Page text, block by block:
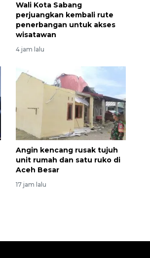
Wali Kota Sabang
perjuangkan kembali rute
penerbangan untuk akses
wisatawan
4 jam lalu
Angin kencang rusak tujuh
unit rumah dan satu ruko di
Aceh Besar
17 jam lalu